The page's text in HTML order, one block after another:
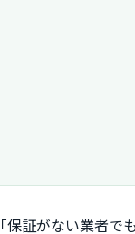
証がない業者で